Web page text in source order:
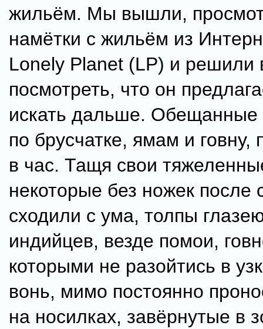
жильём. Мы вышли,
намётки с жильём из
Lonely Planet (LP) и решили
посмотреть, что он
искать дальше.
по брусчатке, ямам и говну,
в час. Тащя свои
некоторые без ножек
сходили с ума, толпы
индийцев, везде помои,
которыми не разойтись в
вонь, мимо постоянно
на носилках, завёрнутые в